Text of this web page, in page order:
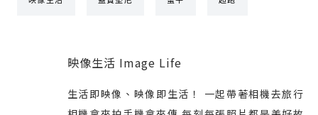
映像生活 Image Life
生活即映像、映像即生活！ 一起帶著相機去旅行